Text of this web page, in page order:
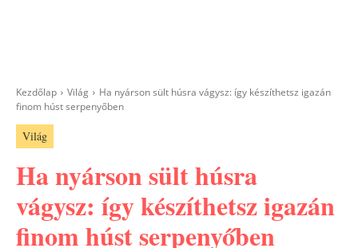
Kezdőlap Világ
Ha nyárson sült húsra vágysz: így készíthetsz igazán
finom húst serpenyőben
Világ
Ha nyárson sült húsra
vágysz: így készíthetsz igazán
finom húst serpenyőben